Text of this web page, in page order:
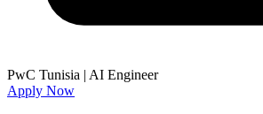
PwC Tunisia | AI Engineer
Apply Now